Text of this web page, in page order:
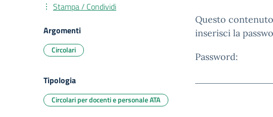
Questo
inserisci la
Password:
Stampa / Condividi
Argomenti
Circolari
Tipologia
Circolari per docenti e personale ATA